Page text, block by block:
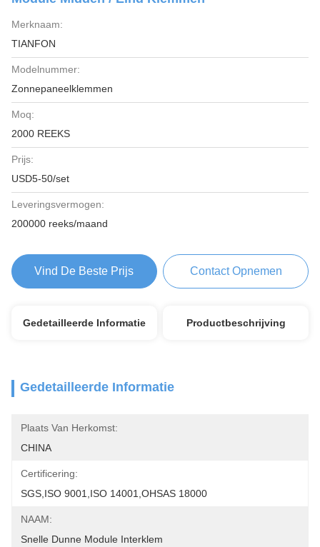
Merknaam:
TIANFON
Modelnummer:
Zonnepaneelklemmen
Moq:
2000 REEKS
Prijs:
USD5-50/set
Leveringsvermogen:
200000 reeks/maand
Vind De Beste Prijs Contact Opnemen
Gedetailleerde Informatie Productbeschrijving
Gedetailleerde Informatie
Plaats Van Herkomst:
CHINA
Certificering:
SGS,ISO 9001,ISO 14001,OHSAS 18000
NAAM:
Snelle Dunne Module Interklem